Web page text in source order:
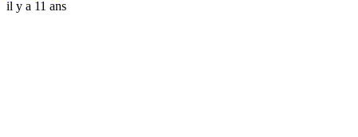
il y a 11 ans